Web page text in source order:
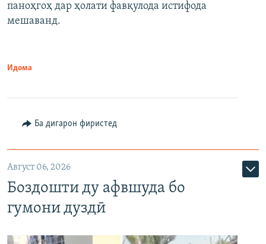
паноҳгоҳ дар ҳолати фавқулода истифода
мешаванд.
Идома
Ба дигарон фиристед
Август 06, 2026
Боздошти ду афвшуда бо
гумони дуздӣ